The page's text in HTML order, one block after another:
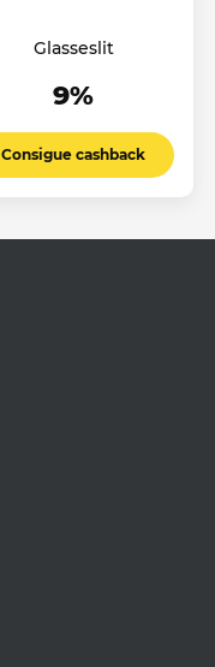
Glasseslit
9%
Consigue cashback